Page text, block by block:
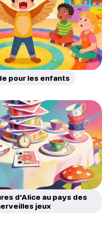
pour les enfants
d'Alice au pays des
jeux